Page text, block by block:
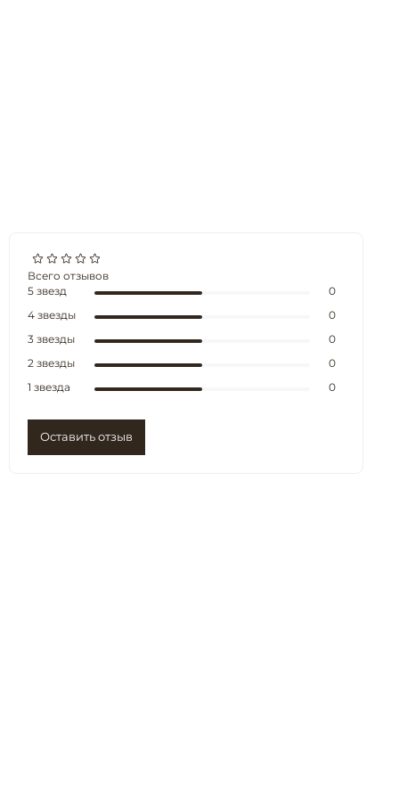
Всего отзывов
5 звезд
0
4 звезды
0
3 звезды
0
2 звезды
0
1 звезда
0
Оставить отзыв